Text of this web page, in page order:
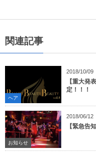
関連記事
2018/10/09
ヘア
【重大発
定！！！
2018/06/12
お知らせ
【緊急告